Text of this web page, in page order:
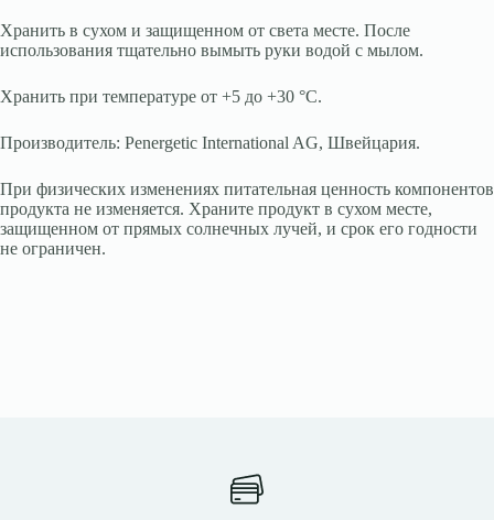
Хранить в сухом и защищенном от света месте. После
использования тщательно вымыть руки водой с мылом.
Хранить при температуре от +5 до +30 °C.
Производитель: Penergetic International AG, Швейцария.
При физических изменениях питательная ценность компонентов
продукта не изменяется. Храните продукт в сухом месте,
защищенном от прямых солнечных лучей, и срок его годности
не ограничен.